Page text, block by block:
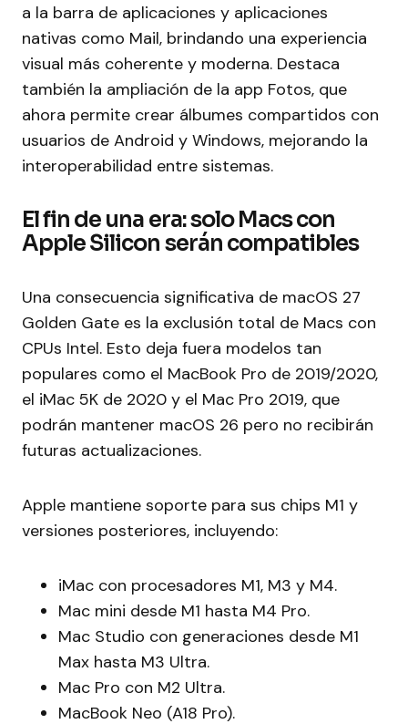
a la barra de aplicaciones y aplicaciones
nativas como Mail, brindando una experiencia
visual más coherente y moderna. Destaca
también la ampliación de la app Fotos, que
ahora permite crear álbumes compartidos con
usuarios de Android y Windows, mejorando la
interoperabilidad entre sistemas.
El fin de una era: solo Macs con
Apple Silicon serán compatibles
Una consecuencia significativa de macOS 27
Golden Gate es la exclusión total de Macs con
CPUs Intel. Esto deja fuera modelos tan
populares como el MacBook Pro de 2019/2020,
el iMac 5K de 2020 y el Mac Pro 2019, que
podrán mantener macOS 26 pero no recibirán
futuras actualizaciones.
Apple mantiene soporte para sus chips M1 y
versiones posteriores, incluyendo:
iMac con procesadores M1, M3 y M4.
Mac mini desde M1 hasta M4 Pro.
Mac Studio con generaciones desde M1
Max hasta M3 Ultra.
Mac Pro con M2 Ultra.
MacBook Neo (A18 Pro).